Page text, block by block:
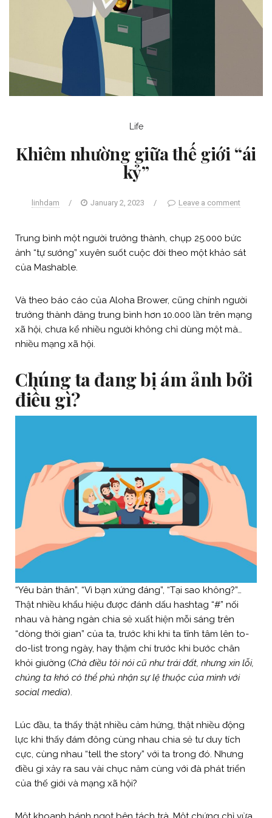
Life
Khiêm nhường giữa thế giới “ái
kỷ”
linhdam / January 2, 2023 / Leave a comment
Trung bình một người trưởng thành, chụp 25.000 bức
ảnh “tự sướng” xuyên suốt cuộc đời theo một khảo sát
của Mashable.
Và theo báo cáo của Aloha Brower, cũng chính người
trưởng thành đăng trung bình hơn 10.000 lần trên mạng
xã hội, chưa kể nhiều người không chỉ dùng một mà…
nhiều mạng xã hội.
Chúng ta đang bị ám ảnh bởi
điều gì?
“Yêu bản thân”, “Vì bạn xứng đáng”, “Tại sao không?”…
Thật nhiều khẩu hiệu được đánh dấu hashtag “#” nối
nhau và hàng ngàn chia sẻ xuất hiện mỗi sáng trên
“dòng thời gian” của ta, trước khi khi ta tĩnh tâm lên to-
do-list trong ngày, hay thậm chí trước khi bước chân
khỏi giường (Chà điều tôi nói cũ như trái đất, nhưng xin lỗi,
chúng ta khó có thể phủ nhận sự lệ thuộc của mình với
social media).
Lúc đầu, ta thấy thật nhiều cảm hứng, thật nhiều động
lực khi thấy đám đông cùng nhau chia sẻ tư duy tích
cực, cùng nhau “tell the story” với ta trong đó. Nhưng
điều gì xảy ra sau vài chục năm cùng với đà phát triển
của thế giới và mạng xã hội?